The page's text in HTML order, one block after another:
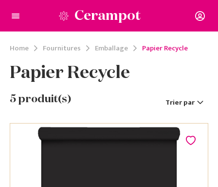
Cerampot
Home Fournitures Emballage Papier Recycle
Papier Recycle
5 produit(s) Trier par